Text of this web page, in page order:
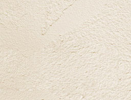
皆さま、こんにちは。夏のように暑い日が
あり体調管理が難しいですね。横浜市K区E
様邸のバス・洗面のリフォーム事例をアッ
プ致しましたのでご覧下さい。お見積り、
ご相談は無料です。お気軽にお問合せ下さ
い。
2026/04/24
ツツジの花が街を鮮やかに彩り、お出かけ
にも最適な季節ですね。当社はゴールデン